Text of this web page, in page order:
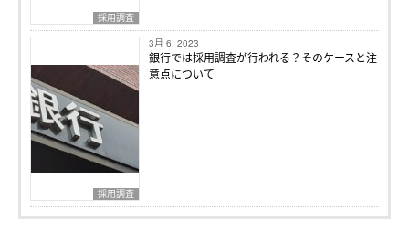
採用調査
採用調査
3月 6, 2023
銀行では採用調査が行われる？そのケースと注
意点について